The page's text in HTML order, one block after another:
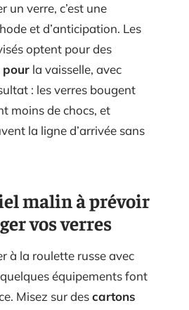
un verre, c’est une
et d’anticipation. Les
optent pour des
pour la vaisselle, avec
: les verres bougent
moins de chocs, et
la ligne d’arrivée sans
malin à prévoir
vos verres
à la roulette russe avec
équipements font
Misez sur descartons